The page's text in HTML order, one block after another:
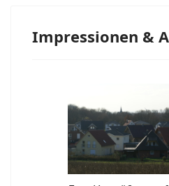
Impressionen &